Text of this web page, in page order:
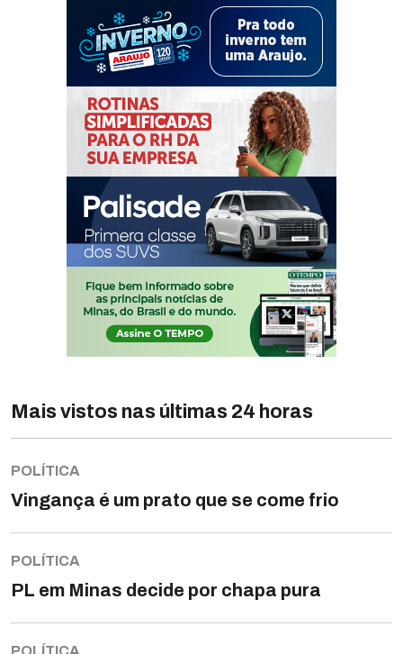
Mais vistos nas últimas 24 horas
POLÍTICA
Vingança é um prato que se come frio
POLÍTICA
PL em Minas decide por chapa pura